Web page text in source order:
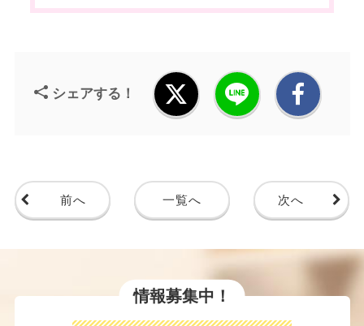
シェアする！
前へ 一覧へ 次へ
情報募集中！